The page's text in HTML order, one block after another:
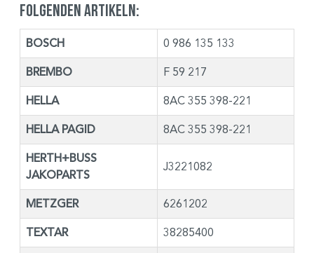
folgenden Artikeln:
BOSCH 0 986 135 133
BREMBO F 59 217
HELLA 8AC 355 398-221
HELLA PAGID 8AC 355 398-221
HERTH+BUSS
JAKOPARTS
J3221082
METZGER 6261202
TEXTAR 38285400